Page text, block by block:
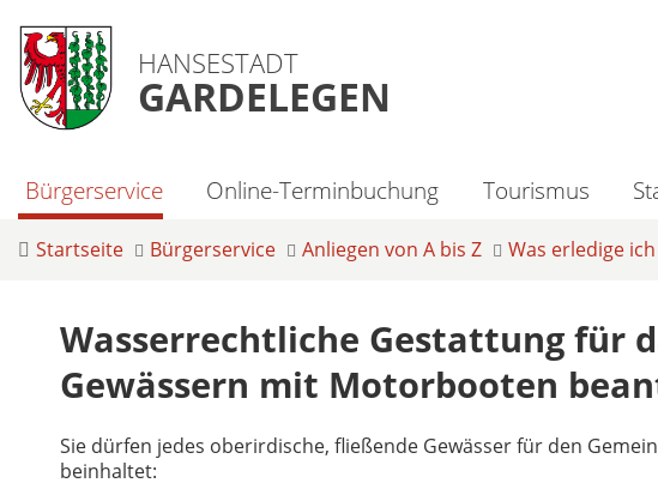
HANSESTADT
GARDELEGEN
Bürgerservice Online-Terminbuchung Tourismus
Startseite Bürgerservice Anliegen von A bis Z Was erledige
Wasserrechtliche Gestattung für
Gewässern mit Motorbooten
Sie dürfen jedes oberirdische, fließende Gewässer für den
beinhaltet: